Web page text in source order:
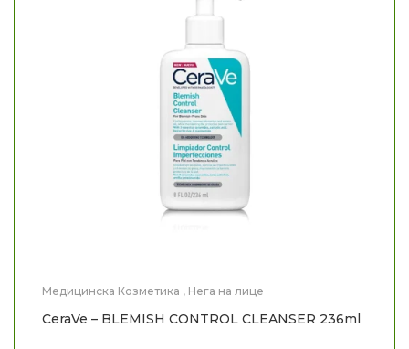
Медицинска Козметика , Нега на лице
CeraVe – BLEMISH CONTROL CLEANSER 236ml